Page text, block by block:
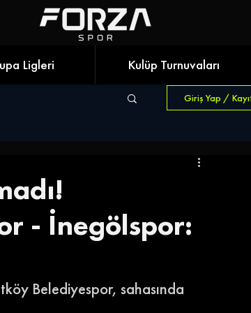
Ligleri Kulüp Turnuvaları
Giriş Yap /
- İnegölspor:
Belediyespor, sahasında